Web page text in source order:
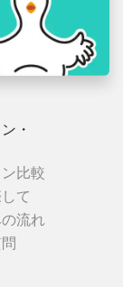
・
比較
て
流れ